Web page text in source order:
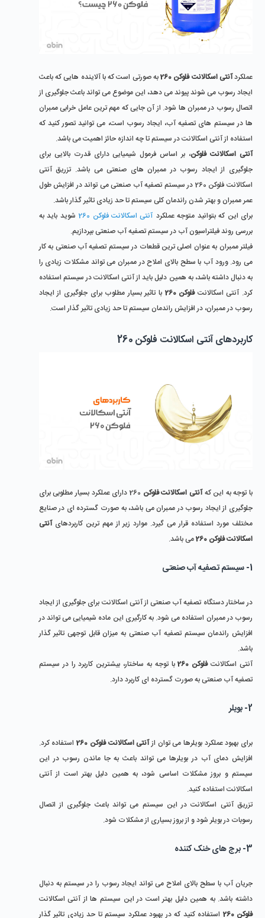
عملکردآنتی اسکالانت فلوکن 260
به صورتی است که با آلاینده هایی که باعث
ایجاد رسوب می شوند پیوند می دهد، این موضوع می تواند باعث جلوگیری از
اتصال رسوب در ممبران ها شود. از آن جایی که مهم ترین عامل خرابی ممبران
ها در سیستم های تصفیه آب، ایجاد رسوب است، می توانید تصور کنید که
استفاده از آنتی اسکالانت در سیستم تا چه اندازه حائز اهمیت می باشد.
آنتی اسکالانت فلوکن، بر اساس فرمول شیمیایی دارای قدرت بالایی برای
جلوگیری از ایجاد رسوب در ممبران های صنعتی می باشد. تزریق آنتی
اسکالانت فلوکن 260 در سیستم تصفیه آب صنعتی می تواند در افزایش طول
عمر ممبران و بهتر شدن راندمان کلی سیستم تا حد زیادی تاثیر گذار باشد.
برای این که بتوانید متوجه عملکرد آنتی اسکالانت فلوکن 260
شوید باید به
بررسی روند فیلتراسیون آب در سیستم تصفیه آب صنعتی بپردازیم.
فیلتر ممبران به عنوان اصلی ترین قطعات در سیستم تصفیه آب صنعتی به کار
می رود. ورود آب با سطح بالای املاح در ممبران می تواند مشکلات زیادی را
به دنبال داشته باشد، به همین دلیل باید از آنتی اسکالانت در سیستم استفاده
کرد. آنتی اسکالانتفلوکن 260
با تاثیر بسیار مطلوب برای جلوگیری از ایجاد
رسوب در ممبران، در افزایش راندمان سیستم تا حد زیادی تاثیر گذار است.
کاربردهای آنتی اسکالانت فلوکن 260
با توجه به این کهآنتی اسکالانت فلوکن
260 دارای عملکرد بسیار مطلوبی برای
جلوگیری از ایجاد رسوب در ممبران می باشد، به صورت گسترده ای در صنایع
مختلف مورد استفاده قرار می گیرد. موارد زیر از مهم ترین کاربردهایآنتی
اسکالانت فلوکن 260
می باشد.
1- سیستم تصفیه آب صنعتی
در ساختار دستگاه تصفیه آب صنعتی از آنتی اسکالانت برای جلوگیری از ایجاد
رسوب در ممبران استفاده می شود. به کارگیری این ماده شیمیایی می تواند در
افزایش راندمان سیستم تصفیه آب صنعتی به میزان قابل توجهی تاثیر گذار
باشد.
آنتی اسکالانتفلوکن 260
با توجه به ساختار، بیشترین کاربرد را در سیستم
تصفیه آب صنعتی به صورت گسترده ای کاربرد دارد.
2- بویلر
برای بهبود عملکرد بویلرها می توان ازآنتی اسکالانت فلوکن 260
استفاده کرد.
افزایش دمای آب در بویلرها می تواند باعث به جا ماندن رسوب در این
سیستم و بروز مشکلات اساسی شود، به همین دلیل بهتر است از آنتی
اسکالانت استفاده کنید.
تزریق آنتی اسکالانت در این سیستم می تواند باعث جلوگیری از اتصال
رسوبات در بویلر شود و از بروز بسیاری از مشکلات شود.
3- برج های خنک کننده
جریان آب با سطح بالای املاح می تواند ایجاد رسوب را در سیستم به دنبال
داشته باشد. به همین دلیل بهتر است در این سیستم ها از آنتی اسکالانت
فلوکن 260
استفاده کنید که در بهبود عملکرد سیستم تا حد زیادی تاثیر گذار